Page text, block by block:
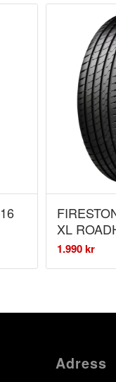
XL
1.990kr
Adress